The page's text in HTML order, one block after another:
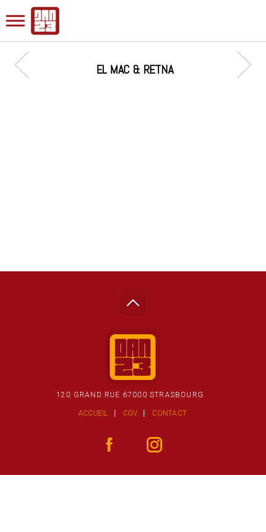
EL MAC & RETNA
120 GRAND RUE 67000 STRASBOURG
ACCUEIL CGV CONTACT